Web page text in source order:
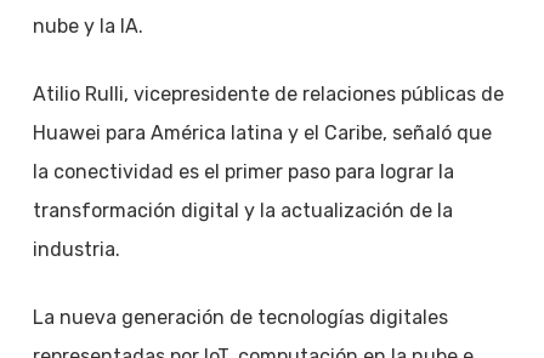
nube y la IA.
Atilio Rulli, vicepresidente de relaciones públicas de
Huawei para América latina y el Caribe, señaló que
la conectividad es el primer paso para lograr la
transformación digital y la actualización de la
industria.
La nueva generación de tecnologías digitales